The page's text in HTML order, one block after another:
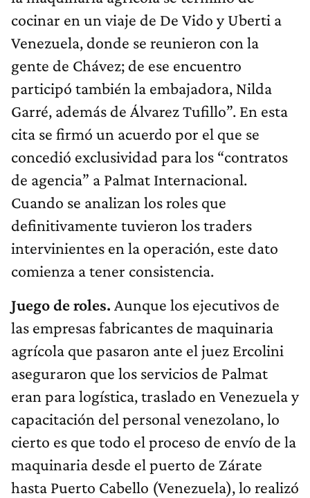
cocinar en un viaje de De Vido y Uberti a
Venezuela, donde se reunieron con la
gente de Chávez; de ese encuentro
participó también la embajadora, Nilda
Garré, además de Álvarez Tufillo”. En esta
cita se firmó un acuerdo por el que se
concedió exclusividad para los “contratos
de agencia” a Palmat Internacional.
Cuando se analizan los roles que
definitivamente tuvieron los traders
intervinientes en la operación, este dato
comienza a tener consistencia.
Juego de roles. Aunque los ejecutivos de
las empresas fabricantes de maquinaria
agrícola que pasaron ante el juez Ercolini
aseguraron que los servicios de Palmat
eran para logística, traslado en Venezuela y
capacitación del personal venezolano, lo
cierto es que todo el proceso de envío de la
maquinaria desde el puerto de Zárate
hasta Puerto Cabello (Venezuela), lo realizó